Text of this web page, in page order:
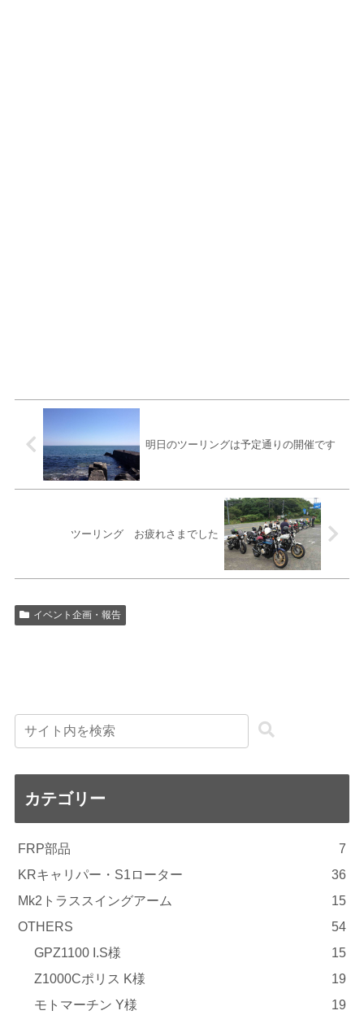
明日のツーリングは予定通りの開催です
ツーリング お疲れさまでした
イベント企画・報告
カテゴリー
FRP部品
7
KRキャリパー・S1ローター
36
Mk2トラススイングアーム
15
OTHERS
54
GPZ1100 I.S様
15
Z1000Cポリス K様
19
モトマーチン Y様
19